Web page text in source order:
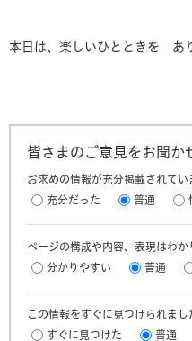
本日は、楽しいひとときを あ
皆さまのご意見をお聞か
お求めの情報が充分掲載されてい
充分だった
普通
ページの構成や内容、表現はわか
分かりやすい
普通
この情報をすぐに見つけられまし
すぐに見つけた
普通